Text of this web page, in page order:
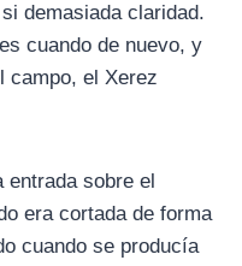
demasiada claridad.
cuando de nuevo, y
campo, el Xerez
sobre el
era cortada de forma
cuando se producía